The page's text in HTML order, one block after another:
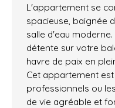
L'appartement se
spacieuse, baignée
salle d'eau
détente sur votre
havre de paix en
Cet appartement
professionnels ou
de vie agréable et